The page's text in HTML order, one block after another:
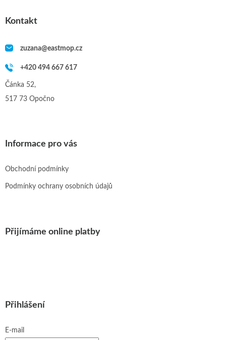
Kontakt
zuzana@eastmop.cz
+420 494 667 617
Čánka 52,
517 73 Opočno
Informace pro vás
Obchodní podmínky
Podmínky ochrany osobních údajů
Přijímáme online platby
Přihlášení
E-mail